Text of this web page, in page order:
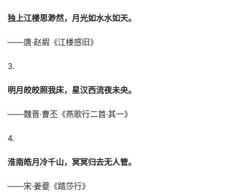
独上江楼思渺然，月光如水水如天。
——唐·赵嘏《江楼感旧》
3.
明月皎皎照我床，星汉西流夜未央。
——魏晋·曹丕《燕歌行二首·其一》
4.
淮南皓月冷千山，冥冥归去无人管。
——宋·姜夔《踏莎行》